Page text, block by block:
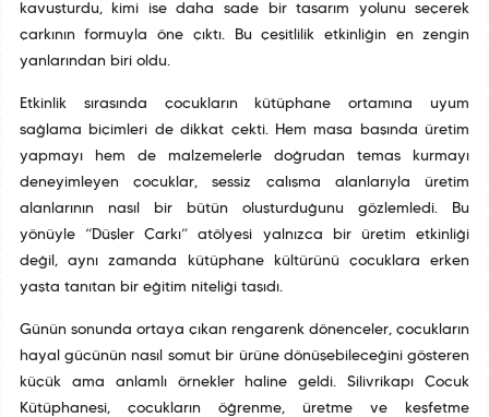
kavuşturdu, kimi ise daha sade bir tasarım yolunu seçerek
çarkının formuyla öne çıktı. Bu çeşitlilik etkinliğin en zengin
yanlarından biri oldu.
Etkinlik sırasında çocukların kütüphane ortamına uyum
sağlama biçimleri de dikkat çekti. Hem masa başında üretim
yapmayı hem de malzemelerle doğrudan temas kurmayı
deneyimleyen çocuklar, sessiz çalışma alanlarıyla üretim
alanlarının nasıl bir bütün oluşturduğunu gözlemledi. Bu
yönüyle “Düşler Çarkı” atölyesi yalnızca bir üretim etkinliği
değil, aynı zamanda kütüphane kültürünü çocuklara erken
yaşta tanıtan bir eğitim niteliği taşıdı.
Günün sonunda ortaya çıkan rengarenk dönenceler, çocukların
hayal gücünün nasıl somut bir ürüne dönüşebileceğini gösteren
küçük ama anlamlı örnekler haline geldi. Silivrikapı Çocuk
Kütüphanesi, çocukların öğrenme, üretme ve keşfetme